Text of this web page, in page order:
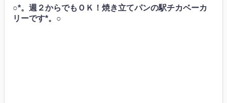
○*。週２からでもＯＫ！焼き立てパンの駅チカベーカ
リーです*。○